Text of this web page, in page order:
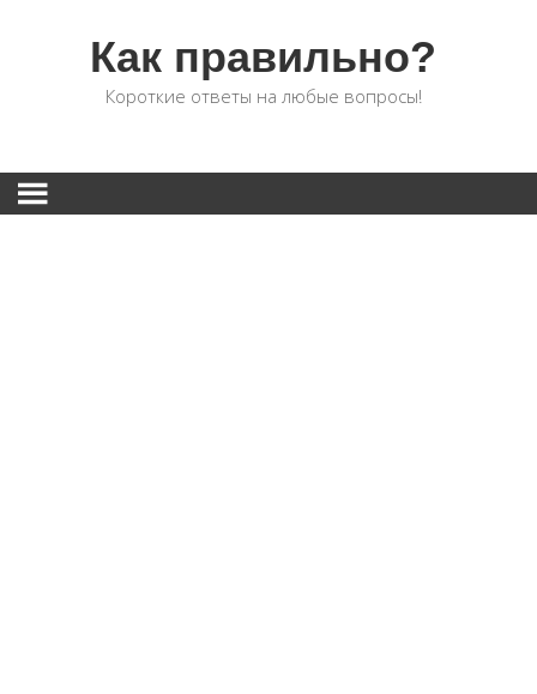
Как правильно?
Короткие ответы на любые вопросы!